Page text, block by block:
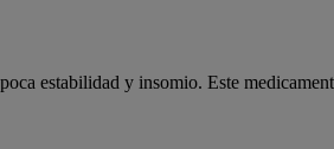
estabilidad y insomio. Este